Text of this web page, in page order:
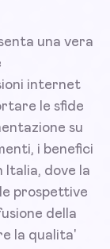
una vera
internet
le sfide
su
i benefici
Italia, dove la
prospettive
della
la qualita'